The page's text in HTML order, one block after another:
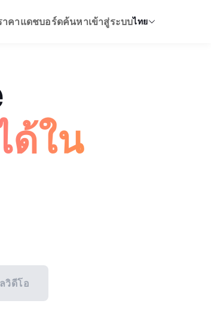
าคาแดชบอร์ดค้นหาเข้าสู่ระบบไทย
ด้ใน
วิดีโอ